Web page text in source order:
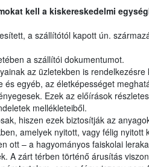
kell a kiskereskedelmi
a szállítótól kapott ún.
a szállítói dokumentumot.
az üzletekben is rendelkezésre
egyéb, az életképességet
Ezek az előírások
mellékleteiből.
hiszen ezek biztosítják az
amelyek nyitott, vagy félig nyitott
ott – a hagyományos faiskolai
A zárt térben történő árusítás